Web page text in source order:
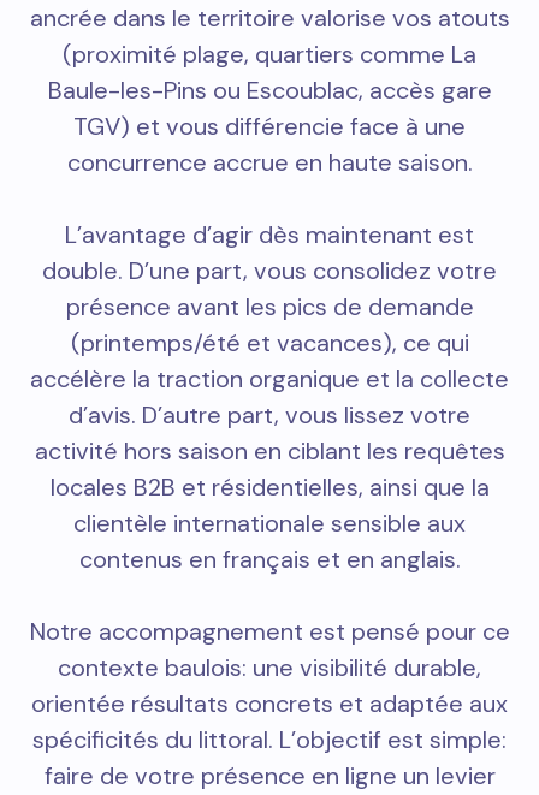
ancrée dans le territoire valorise vos atouts
(proximité plage, quartiers comme La
Baule-les-Pins ou Escoublac, accès gare
TGV) et vous différencie face à une
concurrence accrue en haute saison.
L’avantage d’agir dès maintenant est
double. D’une part, vous consolidez votre
présence avant les pics de demande
(printemps/été et vacances), ce qui
accélère la traction organique et la collecte
d’avis. D’autre part, vous lissez votre
activité hors saison en ciblant les requêtes
locales B2B et résidentielles, ainsi que la
clientèle internationale sensible aux
contenus en français et en anglais.
Notre accompagnement est pensé pour ce
contexte baulois: une visibilité durable,
orientée résultats concrets et adaptée aux
spécificités du littoral. L’objectif est simple:
faire de votre présence en ligne un levier